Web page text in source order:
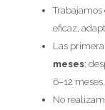
Trabajamos
eficaz,
Las
meses;
6–12 meses.
No